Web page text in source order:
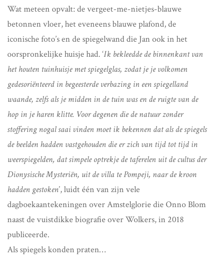
Wat meteen opvalt: de vergeet-me-nietjes-blauwe
betonnen vloer, het eveneens blauwe plafond, de
iconische foto’s en de spiegelwand die Jan ook in het
oorspronkelijke huisje had. ‘Ik bekleedde de binnenkant van
het houten tuinhuisje met spiegelglas, zodat je je volkomen
gedesoriënteerd in begeesterde verbazing in een spiegelland
waande, zelfs als je midden in de tuin was en de ruigte van de
hop in je haren klitte. Voor degenen die de natuur zonder
stoffering nogal saai vinden moet ik bekennen dat als de spiegels
de beelden hadden vastgehouden die er zich van tijd tot tijd in
weerspiegelden, dat simpele optrekje de taferelen uit de cultus der
Dionysische Mysteriën, uit de villa te Pompeji, naar de kroon
hadden gestoken’, luidt één van zijn vele
dagboekaantekeningen over Amstelglorie die Onno Blom
naast de vuistdikke biografie over Wolkers, in 2018
publiceerde.
Als spiegels konden praten…